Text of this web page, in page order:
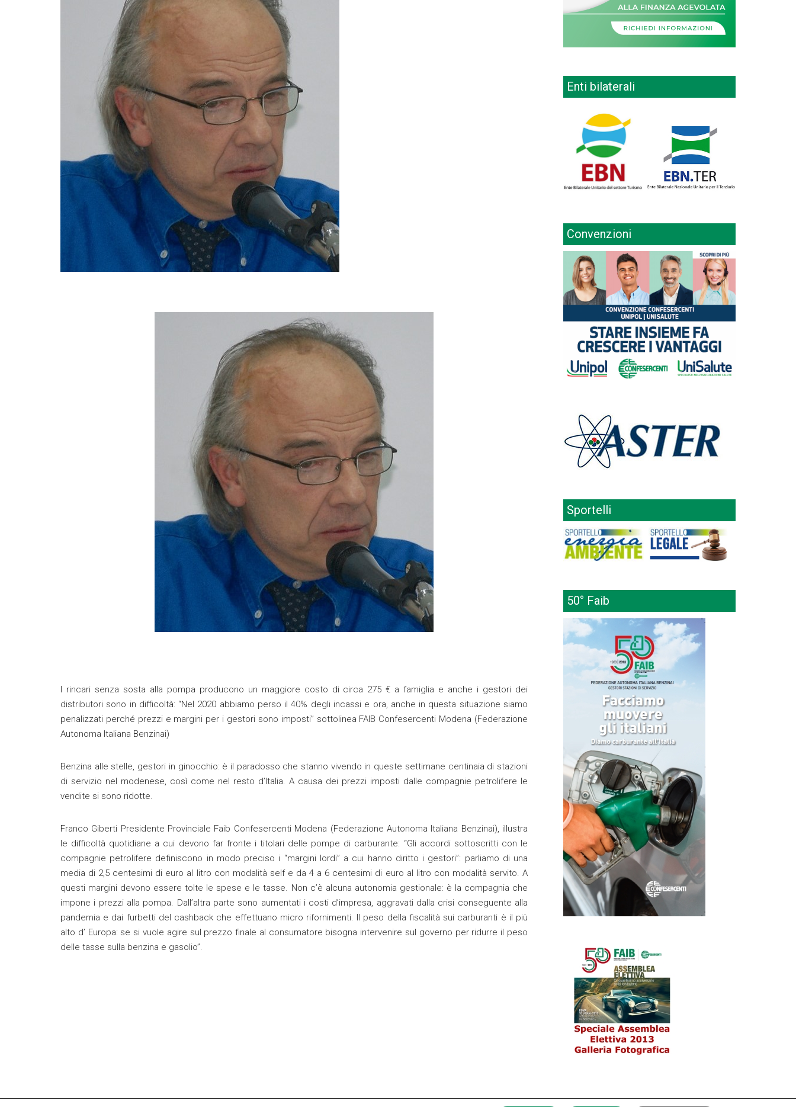
I rincari senza sosta alla pompa producono un maggiore costo di circa 275 € a famiglia e anche i gestori dei
distributori sono in difficoltà: “Nel 2020 abbiamo perso il 40% degli incassi e ora, anche in questa situazione siamo
penalizzati perché prezzi e margini per i gestori sono imposti” sottolinea FAIB Confesercenti Modena (Federazione
Autonoma Italiana Benzinai)
Benzina alle stelle, gestori in ginocchio: è il paradosso che stanno vivendo in queste settimane centinaia di stazioni
di servizio nel modenese, così come nel resto d’Italia. A causa dei prezzi imposti dalle compagnie petrolifere le
vendite si sono ridotte.
Franco Giberti Presidente Provinciale Faib Confesercenti Modena (Federazione Autonoma Italiana Benzinai), illustra
le difficoltà quotidiane a cui devono far fronte i titolari delle pompe di carburante: “Gli accordi sottoscritti con le
compagnie petrolifere definiscono in modo preciso i “margini lordi” a cui hanno diritto i gestori”: parliamo di una
media di 2,5 centesimi di euro al litro con modalità self e da 4 a 6 centesimi di euro al litro con modalità servito. A
questi margini devono essere tolte le spese e le tasse. Non c’è alcuna autonomia gestionale: è la compagnia che
impone i prezzi alla pompa. Dall’altra parte sono aumentati i costi d’impresa, aggravati dalla crisi conseguente alla
pandemia e dai furbetti del cashback che effettuano micro rifornimenti. Il peso della fiscalità sui carburanti è il più
alto d’ Europa: se si vuole agire sul prezzo finale al consumatore bisogna intervenire sul governo per ridurre il peso
delle tasse sulla benzina e gasolio”.
Enti bilaterali
Convenzioni
Sportelli
50° Faib